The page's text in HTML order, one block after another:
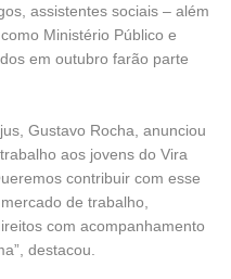
assistentes sociais – além
Ministério Público e
em outubro farão parte
Gustavo Rocha, anunciou
aos jovens do Vira
contribuir com esse
de trabalho,
com acompanhamento
destacou.